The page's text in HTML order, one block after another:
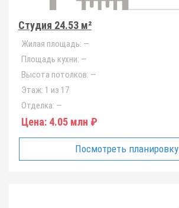
Студия 24.53 м²
Жилая площадь: —
Площадь кухни: —
Высота потолков: —
Этаж: 1 из 17
Отделка: —
Цена: 4.05 млн ₽
Посмотреть планировку